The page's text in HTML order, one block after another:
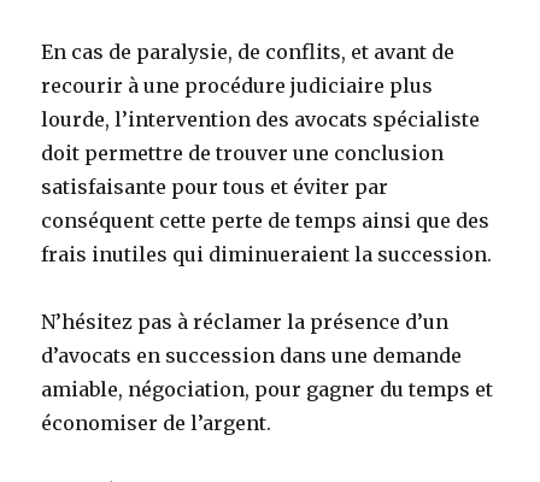
En cas de paralysie, de conflits, et avant de
recourir à une procédure judiciaire plus
lourde, l’intervention des avocats spécialiste
doit permettre de trouver une conclusion
satisfaisante pour tous et éviter par
conséquent cette perte de temps ainsi que des
frais inutiles qui diminueraient la succession.
N’hésitez pas à réclamer la présence d’un
d’avocats en succession dans une demande
amiable, négociation, pour gagner du temps et
économiser de l’argent.